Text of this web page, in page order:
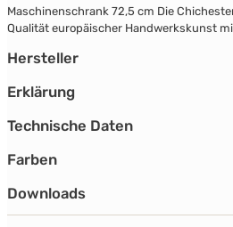
Maschinenschrank 72,5 cm Die
Qualität europäischer Handwerkskunst
Hersteller
Erklärung
Technische Daten
Farben
Downloads